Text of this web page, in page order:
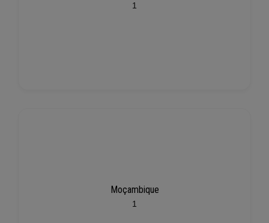
1
Moçambique
1